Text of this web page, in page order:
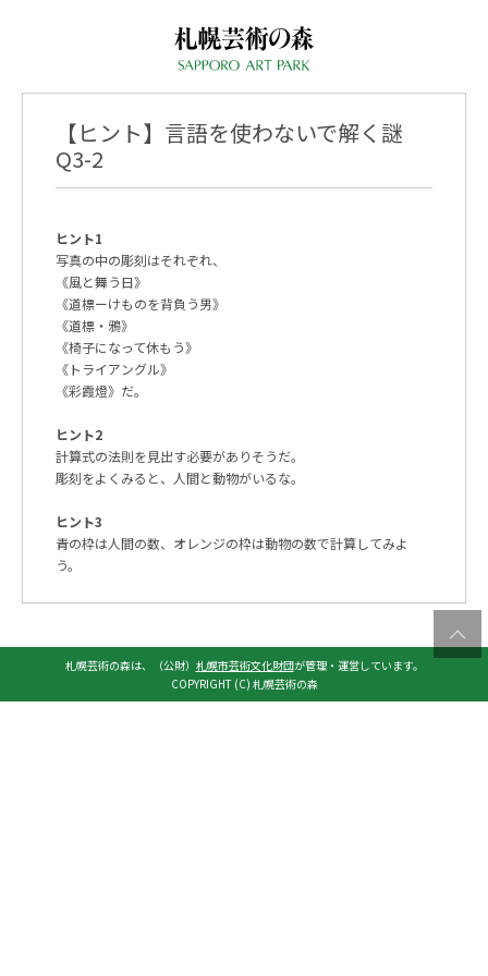
【ヒント】言語を使わないで解く謎
Q3-2
ヒント1
写真の中の彫刻はそれぞれ、
《風と舞う日》
《道標ーけものを背負う男》
《道標・鴉》
《椅子になって休もう》
《トライアングル》
《彩霞燈》だ。
ヒント2
計算式の法則を見出す必要がありそうだ。
彫刻をよくみると、人間と動物がいるな。
ヒント3
青の枠は人間の数、オレンジの枠は動物の数で計算してみよ
う。
札幌芸術の森は、（公財） 札幌市芸術文化財団が管理・運営しています。
COPYRIGHT (C) 札幌芸術の森